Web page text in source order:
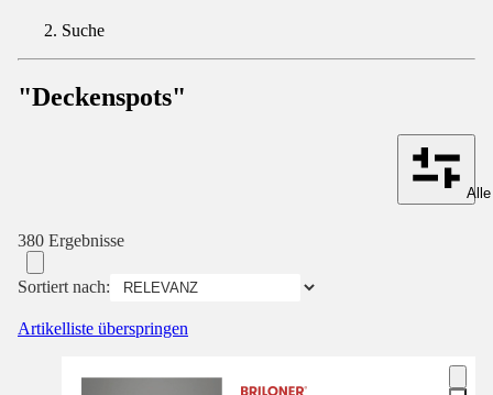
Suche
"Deckenspots"
380 Ergebnisse
Sortiert nach:
Artikelliste überspringen